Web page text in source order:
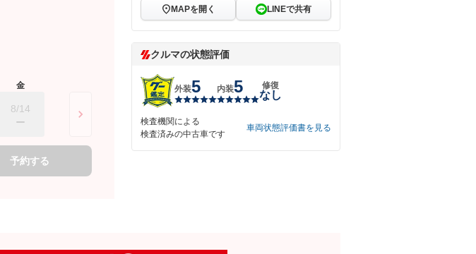
金
8/14
予約する
MAPを開く LINEで共有
クルマの状態評価
外装5 内装5 修復
なし
検査機関による
検査済みの中古車です
車両状態評価書を見る